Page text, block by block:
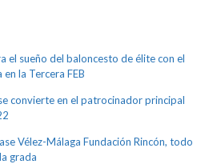
el sueño del baloncesto de élite con el
la Tercera FEB
convierte en el patrocinador principal
Vélez-Málaga Fundación Rincón, todo
grada